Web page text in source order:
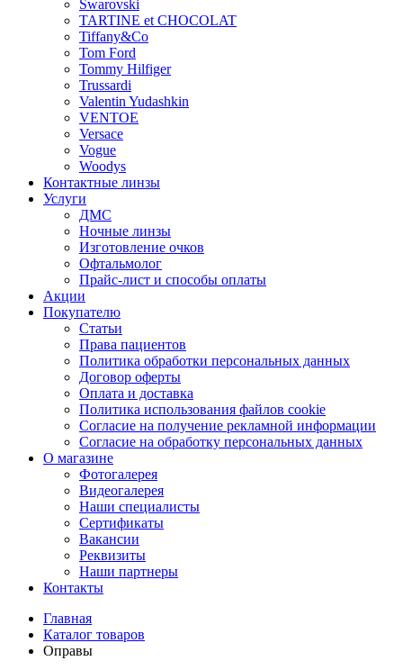
Swarovski
TARTINE et CHOCOLAT
Tiffany&Co
Tom Ford
Tommy Hilfiger
Trussardi
Valentin Yudashkin
VENTOE
Versace
Vogue
Woodys
Контактные линзы
Услуги
ДМС
Ночные линзы
Изготовление очков
Офтальмолог
Прайс-лист и способы оплаты
Акции
Покупателю
Статьи
Права пациентов
Политика обработки персональных данных
Договор оферты
Оплата и доставка
Политика использования файлов cookie
Согласие на получение рекламной информации
Согласие на обработку персональных данных
О магазине
Фотогалерея
Видеогалерея
Наши специалисты
Сертификаты
Вакансии
Реквизиты
Наши партнеры
Контакты
Главная
Каталог товаров
Оправы